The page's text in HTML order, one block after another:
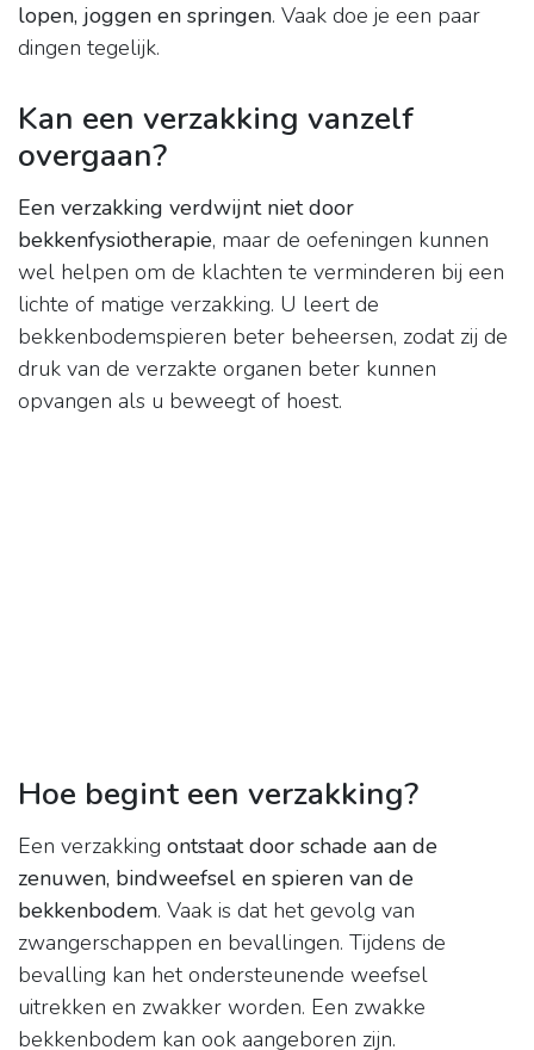
lopen, joggen en springen. Vaak doe je een paar
dingen tegelijk.
Kan een verzakking vanzelf
overgaan?
Een verzakking verdwijnt niet door
bekkenfysiotherapie, maar de oefeningen kunnen
wel helpen om de klachten te verminderen bij een
lichte of matige verzakking. U leert de
bekkenbodemspieren beter beheersen, zodat zij de
druk van de verzakte organen beter kunnen
opvangen als u beweegt of hoest.
Hoe begint een verzakking?
Een verzakking ontstaat door schade aan de
zenuwen, bindweefsel en spieren van de
bekkenbodem. Vaak is dat het gevolg van
zwangerschappen en bevallingen. Tijdens de
bevalling kan het ondersteunende weefsel
uitrekken en zwakker worden. Een zwakke
bekkenbodem kan ook aangeboren zijn.